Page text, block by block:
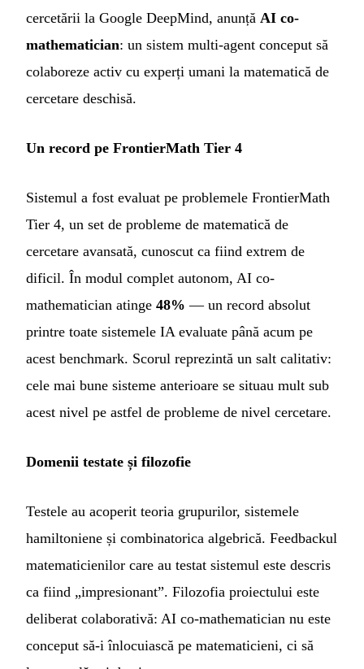
cercetării la Google DeepMind, anunță AI co-
mathematician: un sistem multi-agent conceput să
colaboreze activ cu experți umani la matematică de
cercetare deschisă.
Un record pe FrontierMath Tier 4
Sistemul a fost evaluat pe problemele FrontierMath
Tier 4, un set de probleme de matematică de
cercetare avansată, cunoscut ca fiind extrem de
dificil. În modul complet autonom, AI co-
mathematician atinge 48% — un record absolut
printre toate sistemele IA evaluate până acum pe
acest benchmark. Scorul reprezintă un salt calitativ:
cele mai bune sisteme anterioare se situau mult sub
acest nivel pe astfel de probleme de nivel cercetare.
Domenii testate și filozofie
Testele au acoperit teoria grupurilor, sistemele
hamiltoniene și combinatorica algebrică. Feedbackul
matematicienilor care au testat sistemul este descris
ca fiind „impresionant”. Filozofia proiectului este
deliberat colaborativă: AI co-mathematician nu este
conceput să-i înlocuiască pe matematicieni, ci să